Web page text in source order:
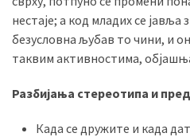
нестаје; а код младих се
безусловна љубав то чини, и
таквим активностима,
Разбијања стереотипа и
Када се дружите и када